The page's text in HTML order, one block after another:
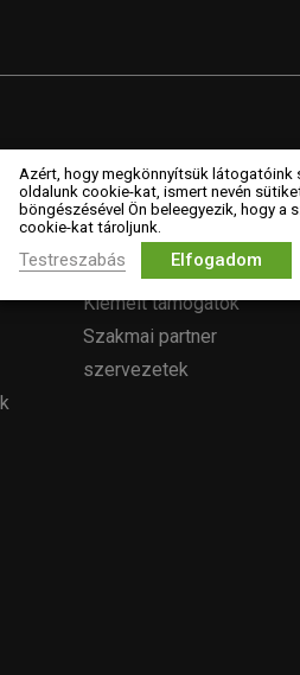
CÉGEK
Céges tagok
Kiemelt támogatók
Szakmai partner
szervezetek
Azért, hogy megkönnyítsük látogatóink
oldalunk cookie-kat, ismert nevén
böngészésével Ön beleegyezik, hogy a
cookie-kat tároljunk.
Testreszabás Elfogadom